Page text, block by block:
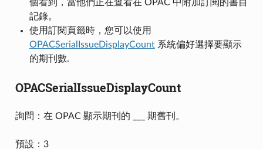
個看到，當他們正在查看在 OPAC 中附加訂閱的書目
記錄。
使用訂閱頁籤時，您可以使用
OPACSerialIssueDisplayCount系統偏好選擇要顯示
的期刊數.
OPACSerialIssueDisplayCount
詢問：在 OPAC 顯示期刊的 ___ 期舊刊。
預設：3